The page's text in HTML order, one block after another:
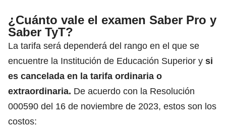
¿Cuánto vale el examen Saber Pro y
Saber TyT?
La tarifa será dependerá del rango en el que se
encuentre la Institución de Educación Superior y si
es cancelada en la tarifa ordinaria o
extraordinaria. De acuerdo con la Resolución
000590 del 16 de noviembre de 2023, estos son los
costos: